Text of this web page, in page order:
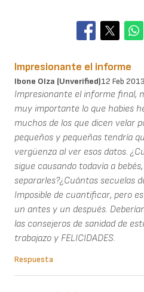
Impresionante el informe
Ibone Olza (unverified)12 Feb 2013
Impresionante el informe final,
muy importante lo que habies
muchos de los que dicen velar
pequeños y pequeñas tendría
vergüenza al ver esos datos.
sigue causando todavía a
separarles?¿Cuántas secuelas
Imposible de cuantificar, pero
un antes y un después.
las consejeros de sanidad de
trabajazo y FELICIDADES.
Respuesta